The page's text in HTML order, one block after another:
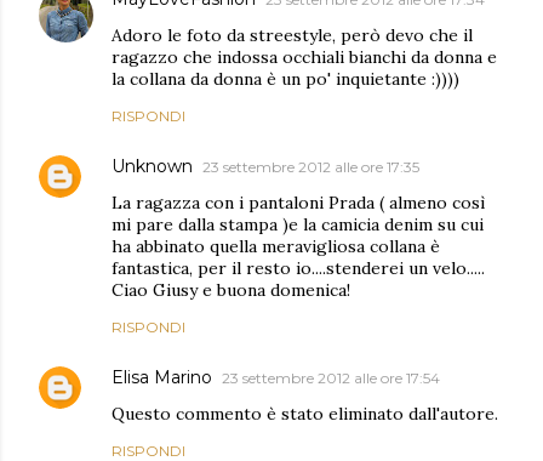
Adoro le foto da streestyle, però devo che il
ragazzo che indossa occhiali bianchi da donna e
la collana da donna è un po' inquietante :))))
RISPONDI
Unknown 23 settembre 2012 alle ore 17:35
La ragazza con i pantaloni Prada ( almeno così
mi pare dalla stampa )e la camicia denim su cui
ha abbinato quella meravigliosa collana è
fantastica, per il resto io....stenderei un velo.....
Ciao Giusy e buona domenica!
RISPONDI
Elisa Marino 23 settembre 2012 alle ore 17:54
Questo commento è stato eliminato dall'autore.
RISPONDI